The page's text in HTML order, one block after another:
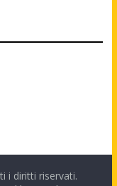
i diritti riservati.